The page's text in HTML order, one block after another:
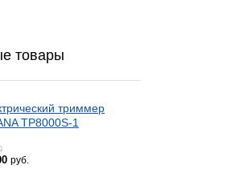
товары
триммер
TP8000S-1
руб.